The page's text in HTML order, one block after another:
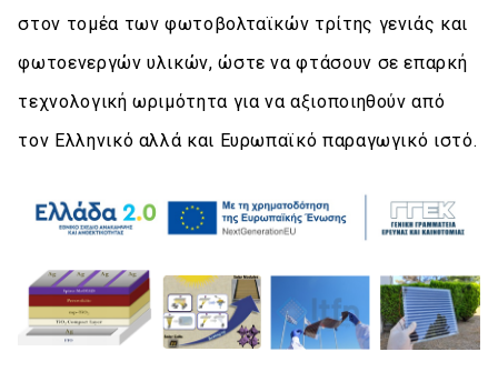
στον τομέα των φωτοβολταϊκών τρίτης γενιάς και
φωτοενεργών υλικών, ώστε να φτάσουν σε επαρκή
τεχνολογική ωριμότητα για να αξιοποιηθούν από
τον Ελληνικό αλλά και Ευρωπαϊκό παραγωγικό ιστό.